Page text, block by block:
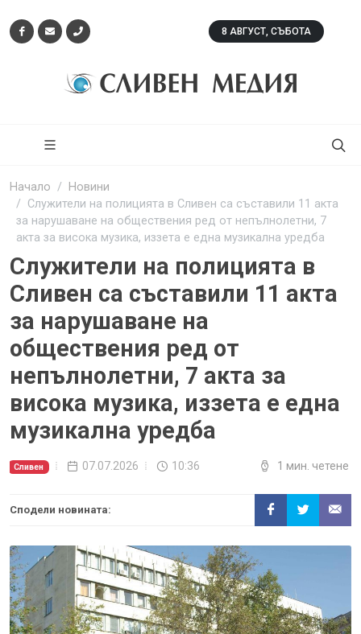
8 АВГУСТ, СЪБОТА
Начало
Новини
Служители на полицията в Сливен са съставили 11 акта
за нарушаване на обществения ред от непълнолетни, 7
акта за висока музика, иззета е една музикална уредба
Служители на полицията в
Сливен са съставили 11 акта
за нарушаване на
обществения ред от
непълнолетни, 7 акта за
висока музика, иззета е една
музикална уредба
Сливен 07.07.2026 10:36 1 мин. четене
Сподели новината: